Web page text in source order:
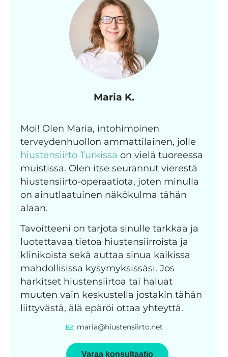
Maria K.
Moi! Olen Maria, intohimoinen
terveydenhuollon ammattilainen, jolle
hiustensiirto Turkissa on vielä tuoreessa
muistissa. Olen itse seurannut vierestä
hiustensiirto-operaatiota, joten minulla
on ainutlaatuinen näkökulma tähän
alaan.
Tavoitteeni on tarjota sinulle tarkkaa ja
luotettavaa tietoa hiustensiirroista ja
klinikoista sekä auttaa sinua kaikissa
mahdollisissa kysymyksissäsi. Jos
harkitset hiustensiirtoa tai haluat
muuten vain keskustella jostakin tähän
liittyvästä, älä epäröi ottaa yhteyttä.
maria@hiustensiirto.net
Varaa konsultaatio